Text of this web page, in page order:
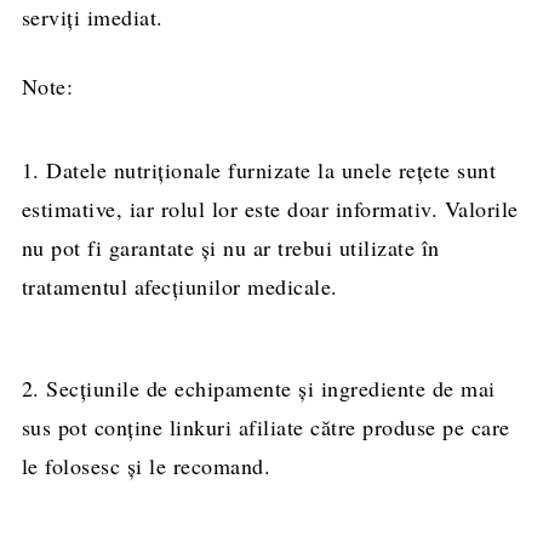
serviţi imediat.
Note:
1. Datele nutriționale furnizate la unele rețete sunt
estimative, iar rolul lor este doar informativ. Valorile
nu pot fi garantate și nu ar trebui utilizate în
tratamentul afecțiunilor medicale.
2. Secțiunile de echipamente și ingrediente de mai
sus pot conține linkuri afiliate către produse pe care
le folosesc și le recomand.